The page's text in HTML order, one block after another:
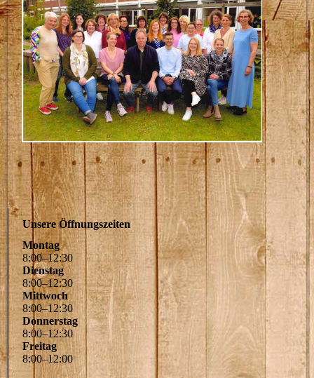
Unsere Öffnungszeiten
Montag
8:00–12:30
Dienstag
8:00–12:30
Mittwoch
8:00–12:30
Donnerstag
8:00–12:30
Freitag
8:00–12:00